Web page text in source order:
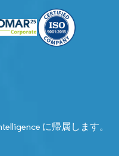
に帰属します。